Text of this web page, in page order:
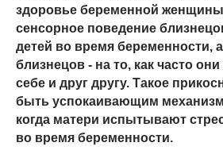
здоровье беременной
сенсорное поведение
детей во время беременности,
близнецов - на то, как часто
себе и друг другу. Такое
быть успокаивающим
когда матери испытывают
во время беременности.